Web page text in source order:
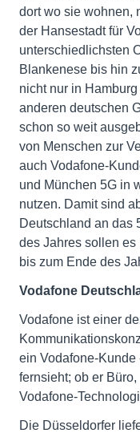
dort wo sie wohnen,
der Hansestadt für
unterschiedlichsten
Blankenese bis hin
nicht nur in
anderen deutschen
schon so weit
von Menschen zur
auch Vodafone-
und München 5G in
nutzen. Damit sind
Deutschland an das
des Jahres sollen
bis zum Ende des
Vodafone
Vodafone ist einer
ein Vodafone-Kunde
fernsieht; ob er
Vodafone-
Die Düsseldorfer